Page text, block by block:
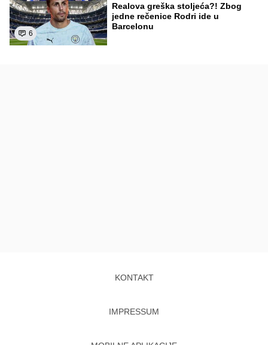
6
Realova greška stoljeća?! Zbog
jedne rečenice Rodri ide u
Barcelonu
KONTAKT
IMPRESSUM